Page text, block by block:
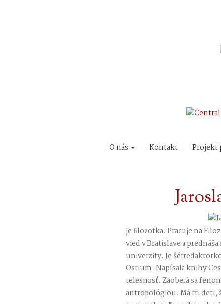
O nás Kontakt Projekt
je ﬁlozofka. Pracuje na
vied v Bratislave a
univerzity. Je
Ostium. Napísala knihy
telesnosť. Zaoberá sa
antropológiou. Má tri deti,